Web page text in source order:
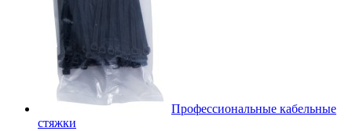
Профессиональные кабельные
стяжки